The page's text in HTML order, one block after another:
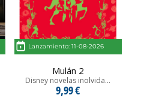
Lanzamiento: 11-08-2026
Mulán 2
Disney novelas inolvida...
9,99 €